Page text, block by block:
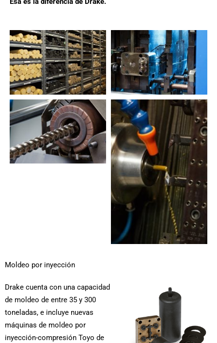
Moldeo por inyección
Drake cuenta con una capacidad
de moldeo de entre 35 y 300
toneladas, e incluye nuevas
máquinas de moldeo por
inyección-compresión Toyo de